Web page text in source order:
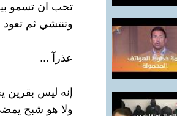
تحب ان تسمو
وتنتشي ثم تعود
عذرآ ...
إنه ليس بقرين
ولا هو شبح